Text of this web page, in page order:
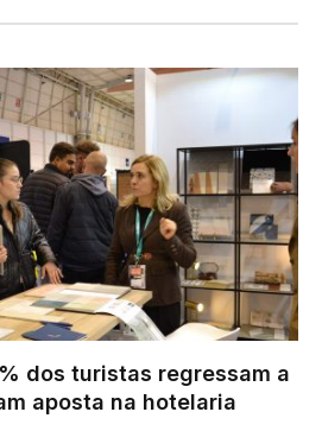
dos turistas regressam a
aposta na hotelaria